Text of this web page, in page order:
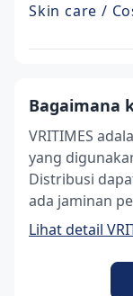
Skin care /
Bagaimana
VRITIMES
yang
Distribusi
ada jaminan
Lihat detail